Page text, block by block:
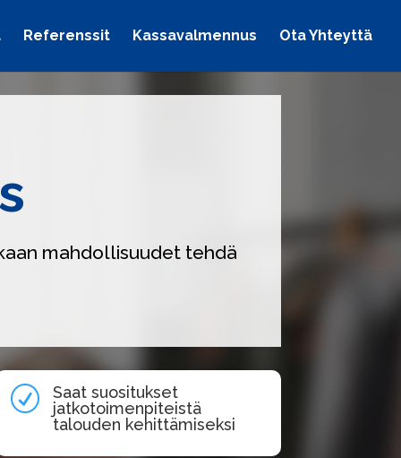
Referenssit Kassavalmennus Ota Yhteyttä
mahdollisuudet tehdä
R
Saat suositukset
jatkotoimenpiteistä
talouden kehittämiseksi